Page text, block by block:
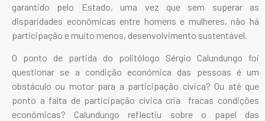
garantido pelo Estado, uma vez que sem superar as
disparidades económicas entre homens e mulheres, não há
participação e muito menos, desenvolvimento sustentável.
O ponto de partida do politólogo Sérgio Calundungo foi
questionar se a condição económica das pessoas é um
obstáculo ou motor para a participação cívica? Ou até que
ponto a falta de participação cívica cria fracas condições
económicas? Calundungo reflectiu sobre o papel das